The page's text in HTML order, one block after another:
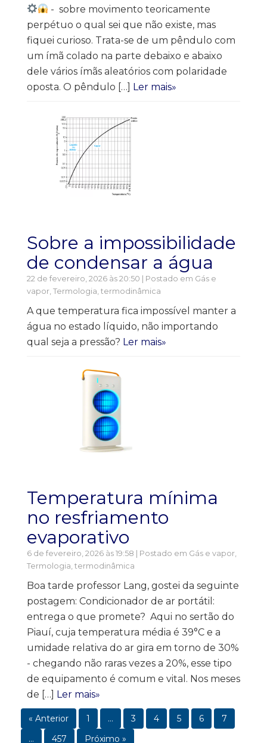
- sobre movimento teoricamente
perpétuo o qual sei que não existe, mas
fiquei curioso. Trata-se de um pêndulo com
um ímã colado na parte debaixo e abaixo
dele vários ímãs aleatórios com polaridade
oposta. O pêndulo […] Ler mais»
Sobre a impossibilidade
de condensar a água
22 de fevereiro, 2026 às 20:50 | Postado em Gás e
vapor Termologia, termodinâmica
A que temperatura fica impossível manter a
água no estado líquido, não importando
qual seja a pressão? Ler mais»
Temperatura mínima
no resfriamento
evaporativo
6 de fevereiro, 2026 às 19:58 | Postado em Gás e vapor
Termologia, termodinâmica
Boa tarde professor Lang, gostei da seguinte
postagem: Condicionador de ar portátil:
entrega o que promete? Aqui no sertão do
Piauí, cuja temperatura média é 39°C e a
umidade relativa do ar gira em torno de 30%
- chegando não raras vezes a 20%, esse tipo
de equipamento é comum e vital. Nos meses
de […] Ler mais»
« Anterior 1 … 3 4 5 6
7
…
457 Próximo »